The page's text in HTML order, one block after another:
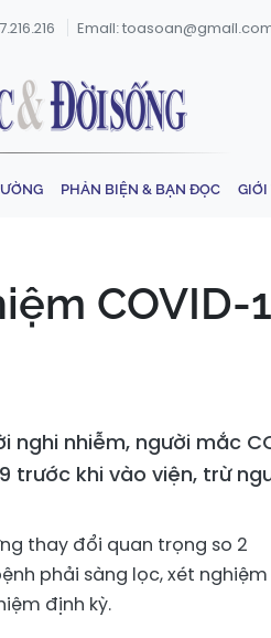
Email:
PHẢN BIỆN & BẠN ĐỌC
COVID-
nhiễm, người mắc
trước khi vào viện, trừ
thay đổi quan trọng so 2
phải sàng lọc, xét nghiệm
định kỳ.